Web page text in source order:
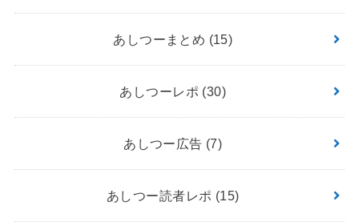
あしつーまとめ (15)
あしつーレポ (30)
あしつー広告 (7)
あしつー読者レポ (15)